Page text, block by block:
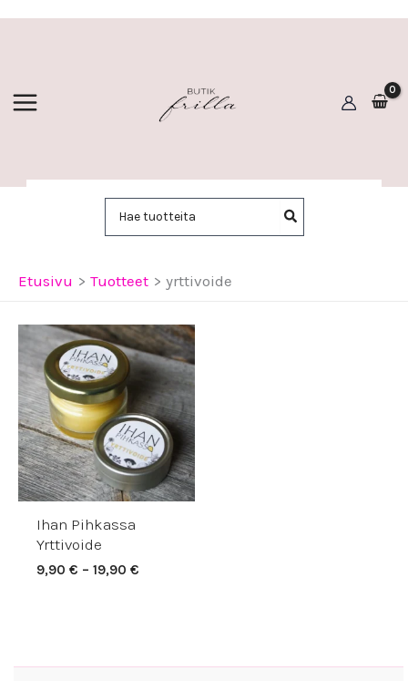
Etusivu Tuotteet yrttivoide
Ihan Pihkassa
Yrttivoide
9,90€ – 19,90€
Hintaluokka:
9,90 €
-
19,90 €